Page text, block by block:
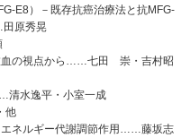
E8）－既存抗癌治療法と抗MFG-
原秀晃
血の視点から……七田 崇・吉村昭
水逸平・小室一成
他
ネルギー代謝調節作用……藤坂志